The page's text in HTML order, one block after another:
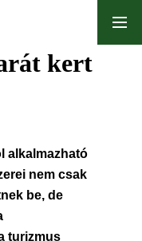
kert
alkalmazható
nem csak
be, de
turizmus